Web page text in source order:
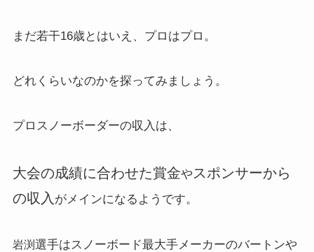
まだ若干16歳とはいえ、プロはプロ。
どれくらいなのかを探ってみましょう。
プロスノーボーダーの収入は、
大会の成績に合わせた賞金や スポンサーから
の収入 がメインになるようです。
岩渕選手はスノーボード最大手メーカーのバートンや